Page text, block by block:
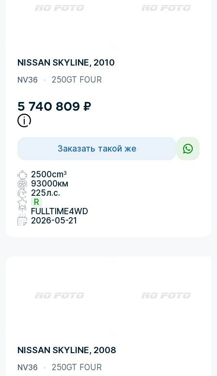
NISSAN SKYLINE, 2010
NV36 250GT FOUR
5 740 809 ₽
Заказать такой же
2500cm3
93000км
225л.с.
R
FULLTIME4WD
2026-05-21
NISSAN SKYLINE, 2008
NV36 250GT FOUR